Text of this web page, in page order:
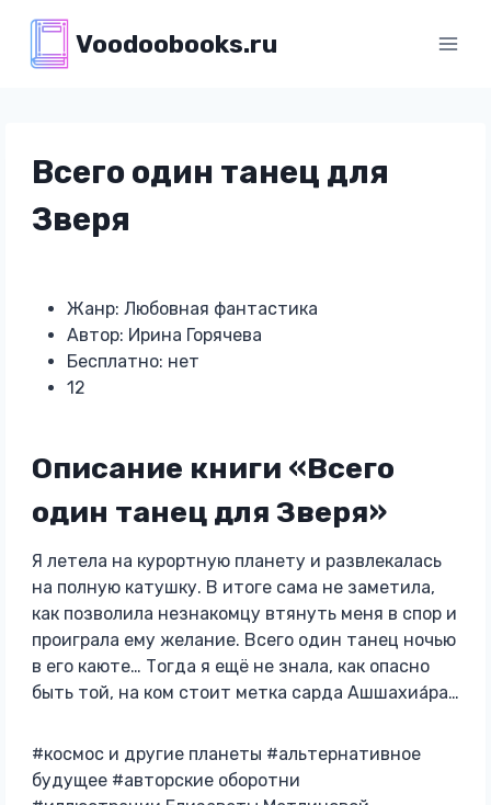
содержимому
Voodoobooks.ru
Всего один танец для
Зверя
Жанр: Любовная фантастика
Автор: Ирина Горячева
Бесплатно: нет
12
Описание книги «Всего
один танец для Зверя»
Я летела на курортную планету и развлекалась
на полную катушку. В итоге сама не заметила,
как позволила незнакомцу втянуть меня в спор и
проиграла ему желание. Всего один танец ночью
в его каюте… Тогда я ещё не знала, как опасно
быть той, на ком стоит метка сарда Ашшахиа́ра…
#космос и другие планеты #альтернативное
будущее #авторские оборотни